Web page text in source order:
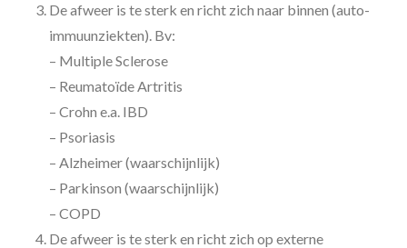
De afweer is te sterk en richt zich naar binnen (auto-
immuunziekten). Bv:
– Multiple Sclerose
– Reumatoïde Artritis
– Crohn e.a. IBD
– Psoriasis
– Alzheimer (waarschijnlijk)
– Parkinson (waarschijnlijk)
– COPD
De afweer is te sterk en richt zich op externe